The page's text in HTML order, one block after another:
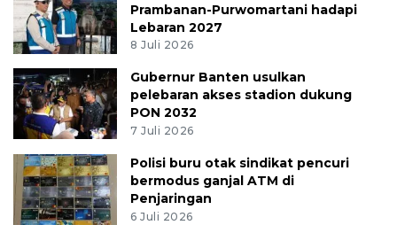
Prambanan-Purwomartani hadapi
Lebaran 2027
8 Juli 2026
Gubernur Banten usulkan
pelebaran akses stadion dukung
PON 2032
7 Juli 2026
Polisi buru otak sindikat pencuri
bermodus ganjal ATM di
Penjaringan
6 Juli 2026